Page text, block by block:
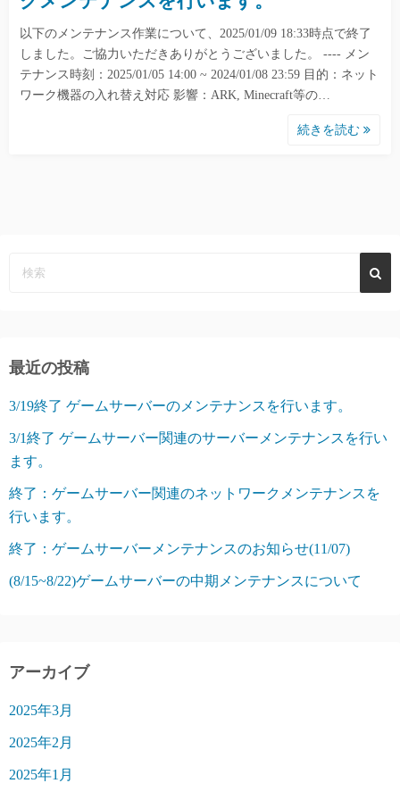
以下のメンテナンス作業について、2025/01/09 18:33時点で終了
しました。ご協力いただきありがとうございました。 ---- メン
テナンス時刻：2025/01/05 14:00 ~ 2024/01/08 23:59 目的：ネット
ワーク機器の入れ替え対応 影響：ARK, Minecraft等の…
続きを読む
最近の投稿
3/19終了 ゲームサーバーのメンテナンスを行います。
3/1終了 ゲームサーバー関連のサーバーメンテナンスを行い
ます。
終了：ゲームサーバー関連のネットワークメンテナンスを
行います。
終了：ゲームサーバーメンテナンスのお知らせ(11/07)
(8/15~8/22)ゲームサーバーの中期メンテナンスについて
アーカイブ
2025年3月
2025年2月
2025年1月